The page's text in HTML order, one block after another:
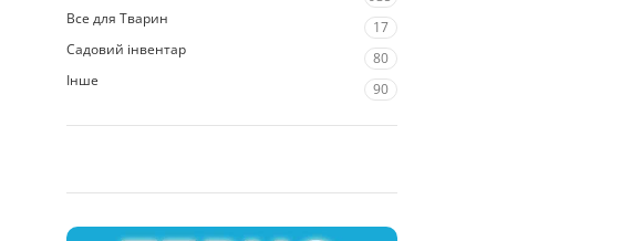
Все для Тварин
17
Садовий інвентар
80
Інше
90